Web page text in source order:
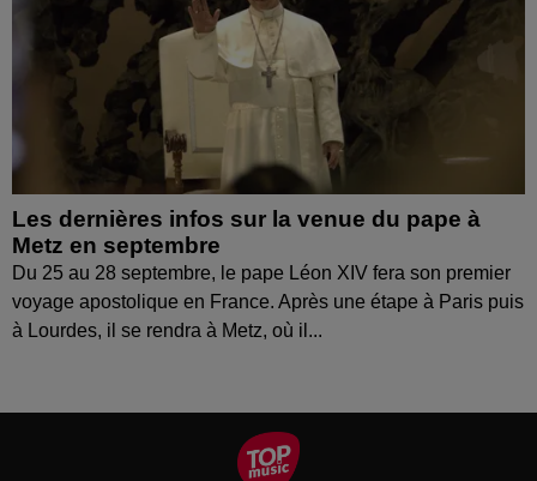
Les dernières infos sur la venue du pape à
Metz en septembre
Du 25 au 28 septembre, le pape Léon XIV fera son premier
voyage apostolique en France. Après une étape à Paris puis
à Lourdes, il se rendra à Metz, où il...